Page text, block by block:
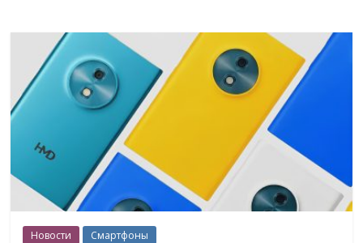
Новости Смартфоны